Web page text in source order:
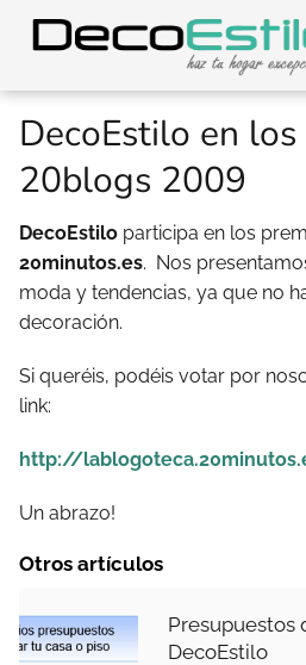
DecoEstilo en
20blogs 2009
DecoEstilo participa en los
20minutos.es. Nos
moda y tendencias, ya que no
decoración.
Si queréis, podéis votar por
link:
http://
Un abrazo!
Otros artículos
Presupuestos
DecoEstilo